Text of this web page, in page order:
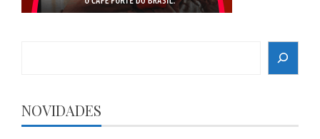
NOVIDADES